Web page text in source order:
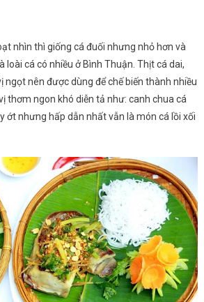
nhìn thì giống cá đuối nhưng nhỏ hơn và
loài cá có nhiều ở Bình Thuận. Thịt cá dai,
ngọt nên được dùng để chế biến thành nhiều
thơm ngon khó diễn tả như: canh chua cá
ớt nhưng hấp dẫn nhất vẫn là món cá lồi xối